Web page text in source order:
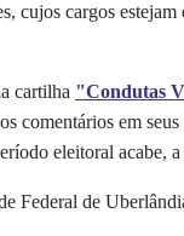
cujos cargos
cartilha "Condutas
comentários em
eleitoral acabe,
Federal de